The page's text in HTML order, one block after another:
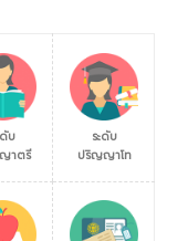
ดับ
าตรี
ระดับ
ปริญญาโท